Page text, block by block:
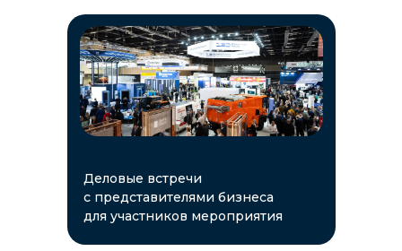
Деловые встречи
с представителями бизнеса
для участников мероприятия